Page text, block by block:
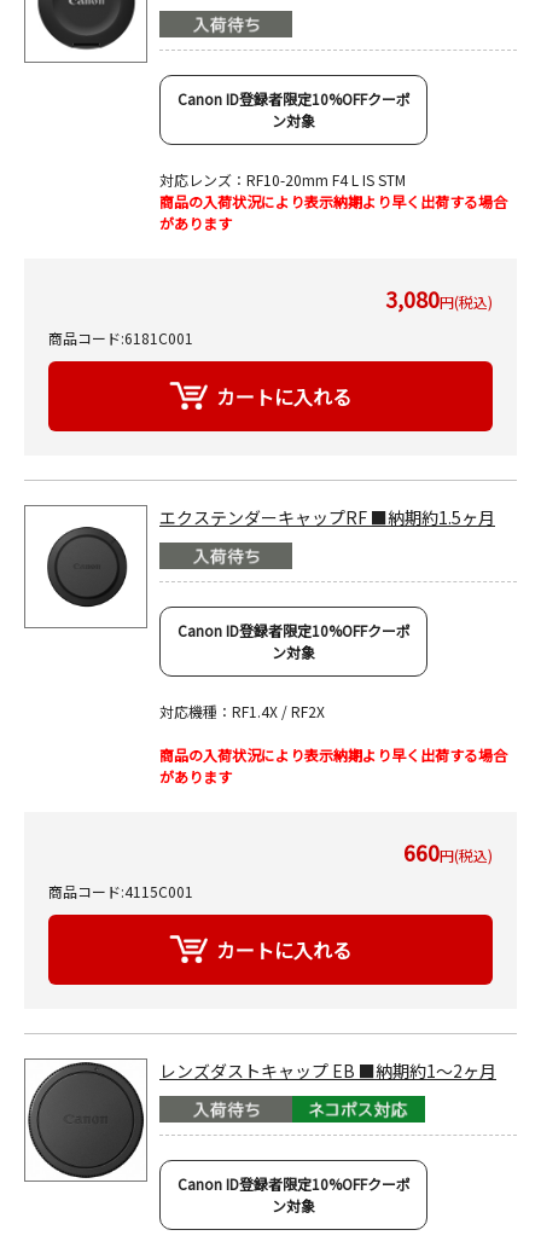
Canon ID登録者限定10%OFFクーポ
ン対象
対応レンズ：RF10-20mm F4 L IS STM
商品の入荷状況により表示納期より早く出荷する場合
があります
3,080円(税込)
商品コード:6181C001
エクステンダーキャップRF ■納期約1.5ヶ月
Canon ID登録者限定10%OFFクーポ
ン対象
対応機種：RF1.4X / RF2X
商品の入荷状況により表示納期より早く出荷する場合
があります
660円(税込)
商品コード:4115C001
レンズダストキャップ EB ■納期約1～2ヶ月
Canon ID登録者限定10%OFFクーポ
ン対象